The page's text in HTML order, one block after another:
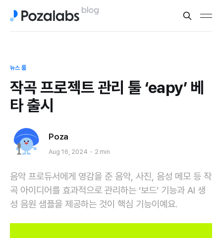
뉴스 룸
작곡 프로젝트 관리 툴 ‘eapy’ 베
타 출시
Poza
Aug 16, 2024 2 min
음악 프로듀서에게 영감을 준 음악, 사진, 음성 메모 등 작
곡 아이디어를 효과적으로 관리하는 ‘보드’ 기능과 AI 생
성 음원 샘플을 제공하는 것이 핵심 기능이예요.